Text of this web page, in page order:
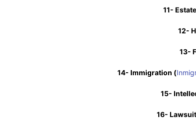
11-
12-
13-
14- Immigration (
15-
16-